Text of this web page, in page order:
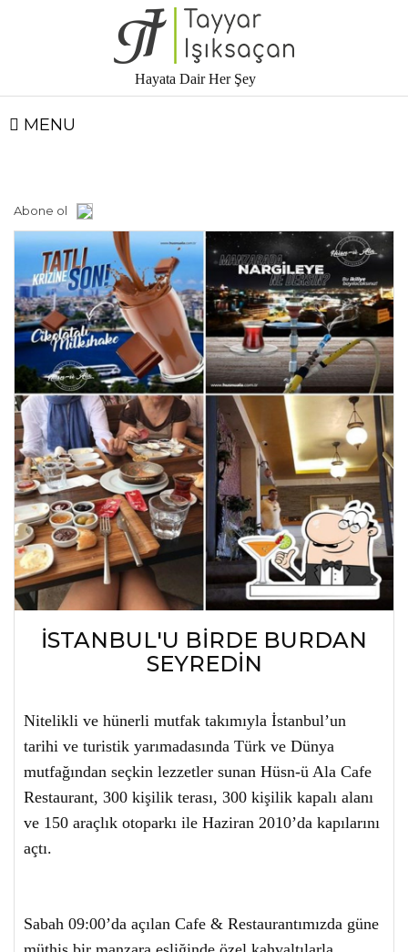
Hayata Dair Her Şey
MENU
Abone ol
İSTANBUL'U BİRDE BURDAN
SEYREDİN
Nitelikli ve hünerli mutfak takımıyla İstanbul’un
tarihi ve turistik yarımadasında Türk ve Dünya
mutfağından seçkin lezzetler sunan Hüsn-ü Ala Cafe
Restaurant, 300 kişilik terası, 300 kişilik kapalı alanı
ve 150 araçlık otoparkı ile Haziran 2010’da kapılarını
açtı.
Sabah 09:00’da açılan Cafe & Restaurantımızda güne